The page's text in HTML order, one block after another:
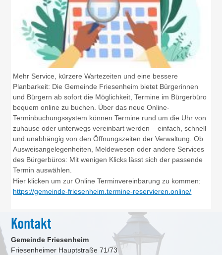
Mehr Service, kürzere Wartezeiten und eine bessere
Planbarkeit: Die Gemeinde Friesenheim bietet Bürgerinnen
und Bürgern ab sofort die Möglichkeit, Termine im Bürgerbüro
bequem online zu buchen. Über das neue Online-
Terminbuchungssystem können Termine rund um die Uhr von
zuhause oder unterwegs vereinbart werden – einfach, schnell
und unabhängig von den Öffnungszeiten der Verwaltung. Ob
Ausweisangelegenheiten, Meldewesen oder andere Services
des Bürgerbüros: Mit wenigen Klicks lässt sich der passende
Termin auswählen.
Hier klicken um zur Online Terminvereinbarung zu kommen:
https://gemeinde-friesenheim.termine-reservieren.online/
Kontakt
Gemeinde Friesenheim
Friesenheimer Hauptstraße 71/73